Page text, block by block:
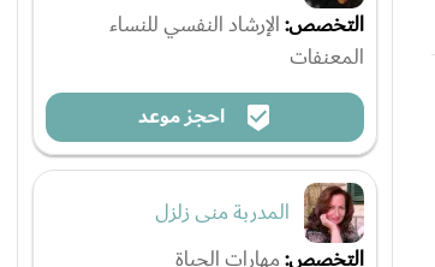
التخصص:الإرشاد النفسي للنساء
المعنفات
احجز موعد
المدربة منى زلزل
التخصص:مهارات الحياة